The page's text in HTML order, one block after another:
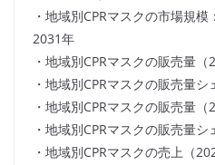
・地域別CPRマスクの市場規
2031年
・地域別CPRマスクの販売量（
・地域別CPRマスクの販売量シ
・地域別CPRマスクの販売量（
・地域別CPRマスクの販売量シ
・地域別CPRマスクの売上（